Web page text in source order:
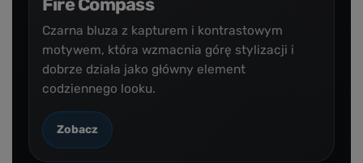
Fire Compass
Czarna bluza z kapturem i kontrastowym
motywem, która wzmacnia górę stylizacji i
dobrze działa jako główny element
codziennego looku.
Zobacz